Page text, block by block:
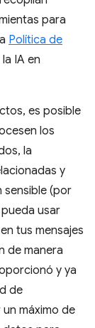
para
Política de
IA en
es posible
los
la
y
sensible (por
usar
tus mensajes
de manera
y ya
de
máximo de